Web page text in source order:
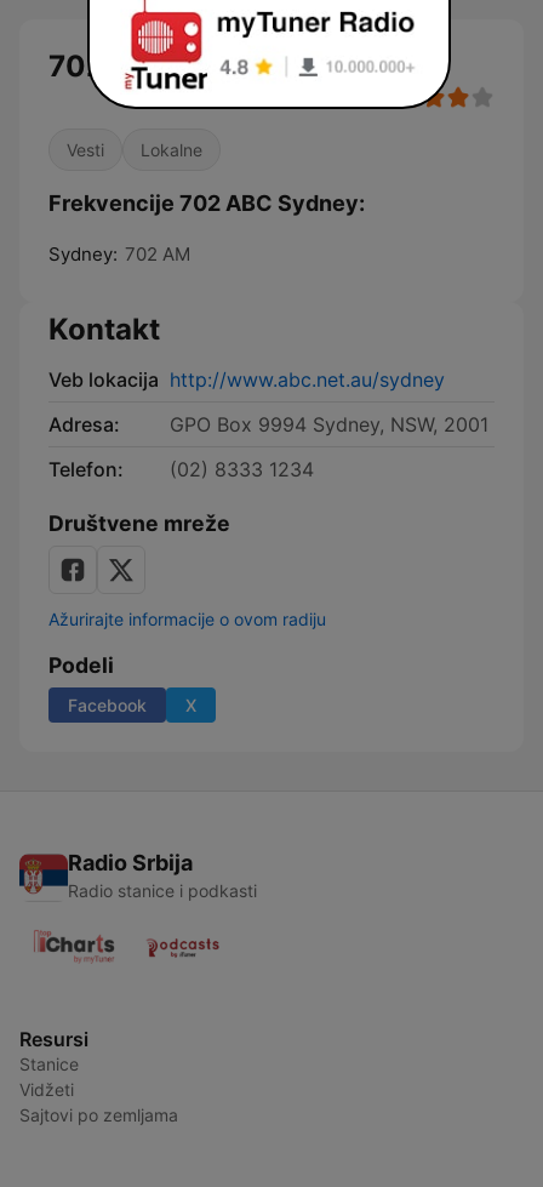
702 ABC Sydney
Vesti Lokalne
Frekvencije 702 ABC Sydney:
Sydney: 702 AM
Kontakt
Veb lokacija http://www.abc.net.au/sydney
Adresa:
GPO Box 9994 Sydney, NSW, 2001
Telefon:
(02) 8333 1234
Društvene mreže
Ažurirajte informacije o ovom radiju
Podeli
Facebook X
Radio Srbija
Radio stanice i podkasti
Resursi
Stanice
Vidžeti
Sajtovi po zemljama